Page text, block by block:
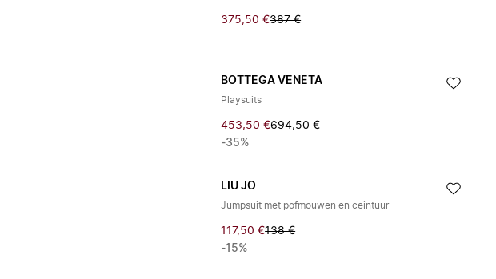
375,50 €387 €
BOTTEGA VENETA
Playsuits
453,50 €694,50 €
-35%
LIU JO
Jumpsuit met pofmouwen en ceintuur
117,50 €138 €
-15%